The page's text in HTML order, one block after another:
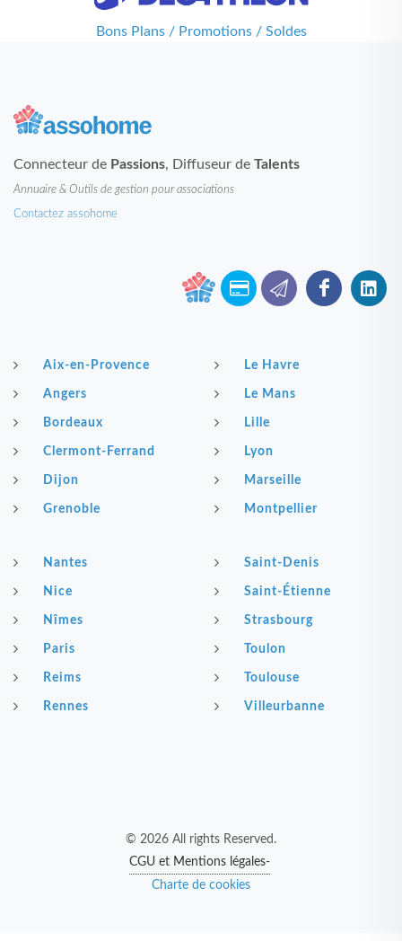
Bons Plans / Promotions / Soldes
Connecteur de Passions, Diffuseur de Talents
Annuaire & Outils de gestion pour associations
Contactez assohome
Aix-en-Provence
Angers
Bordeaux
Clermont-Ferrand
Dijon
Grenoble
Le Havre
Le Mans
Lille
Lyon
Marseille
Montpellier
Nantes
Nice
Nîmes
Paris
Reims
Rennes
Saint-Denis
Saint-Étienne
Strasbourg
Toulon
Toulouse
Villeurbanne
© 2026 All rights Reserved.
CGU et Mentions légales-
Charte de cookies